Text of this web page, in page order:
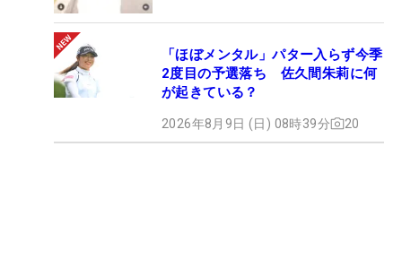
「ほぼメンタル」パター入らず今季
2度目の予選落ち 佐久間朱莉に何
が起きている？
2026年8月9日 (日) 08時39分 20